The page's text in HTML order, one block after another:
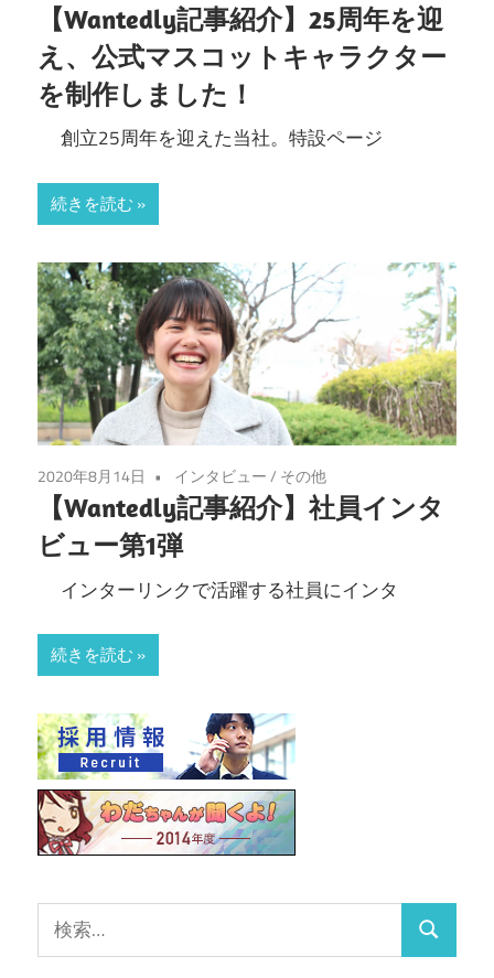
【Wantedly記事紹介】25周年を迎
え、公式マスコットキャラクター
を制作しました！
創立25周年を迎えた当社。特設ページ
続きを読む
2020年8月14日 インタビュー/ その他
【Wantedly記事紹介】社員インタ
ビュー第1弾
インターリンクで活躍する社員にインタ
続きを読む